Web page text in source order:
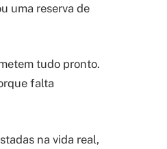
uma reserva de
tudo pronto.
falta
na vida real,